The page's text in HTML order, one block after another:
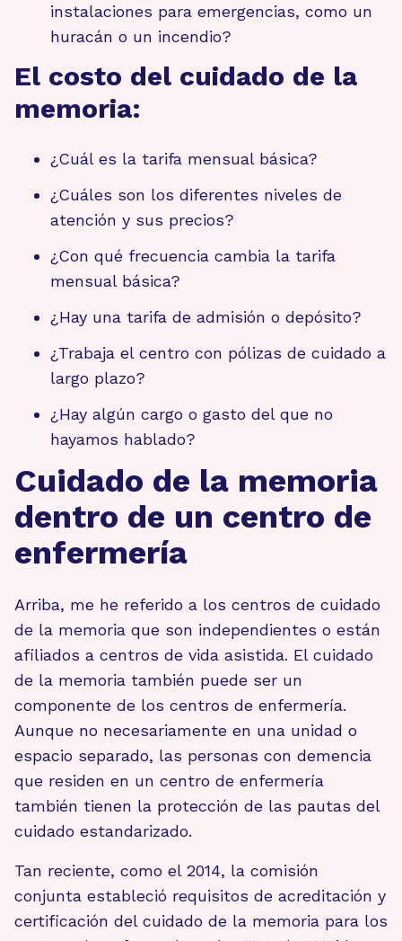
instalaciones para emergencias, como un
huracán o un incendio?
El costo del cuidado de la
memoria:
¿Cuál es la tarifa mensual básica?
¿Cuáles son los diferentes niveles de
atención y sus precios?
¿Con qué frecuencia cambia la tarifa
mensual básica?
¿Hay una tarifa de admisión o depósito?
¿Trabaja el centro con pólizas de cuidado a
largo plazo?
¿Hay algún cargo o gasto del que no
hayamos hablado?
Cuidado de la memoria
dentro de un centro de
enfermería
Arriba, me he referido a los centros de cuidado
de la memoria que son independientes o están
afiliados a centros de vida asistida. El cuidado
de la memoria también puede ser un
componente de los centros de enfermería.
Aunque no necesariamente en una unidad o
espacio separado, las personas con demencia
que residen en un centro de enfermería
también tienen la protección de las pautas del
cuidado estandarizado.
Tan reciente, como el 2014, la comisión
conjunta estableció requisitos de acreditación y
certificación del cuidado de la memoria para los